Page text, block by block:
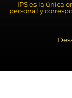
IPS es la única
personal y